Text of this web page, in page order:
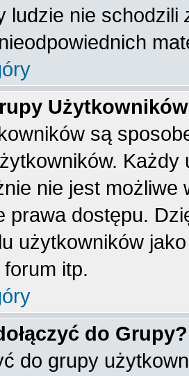
ludzie nie schodzili
są
nie jest
prawa dostępu.
użytkowników
itp.
do Grupy?
do grupy